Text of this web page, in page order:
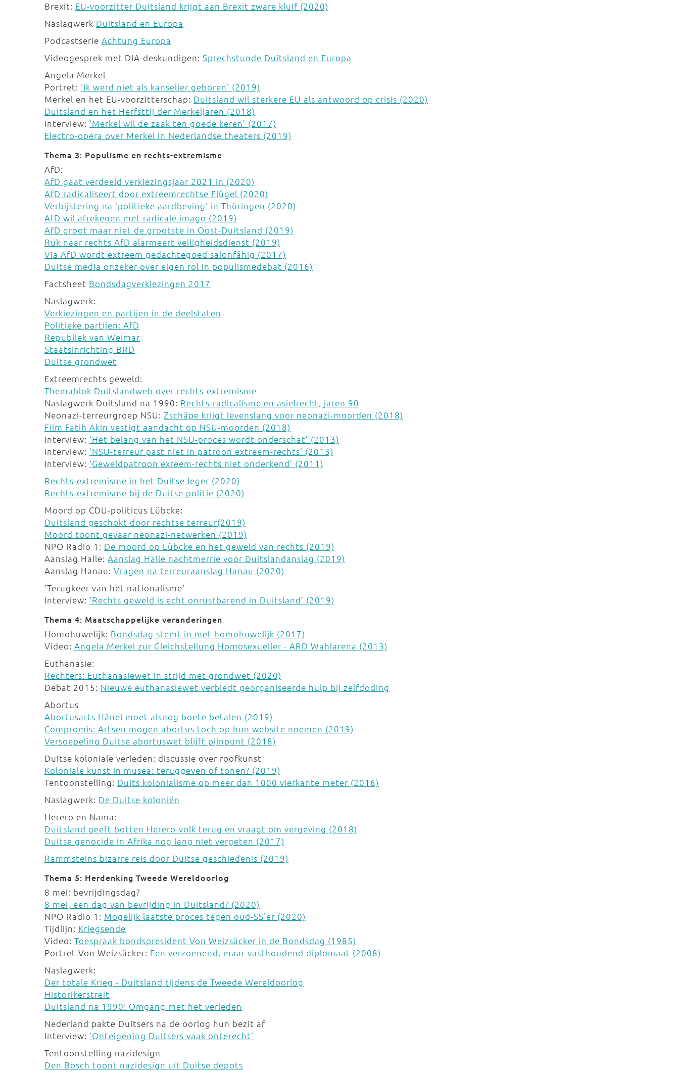
Brexit: EU-voorzitter Duitsland krijgt aan Brexit zware kluif (2020)
Naslagwerk Duitsland en Europa
Podcastserie Achtung Europa
Videogesprek met DIA-deskundigen: Sprechstunde Duitsland en Europa
Angela Merkel
Portret: 'Ik werd niet als kanselier geboren' (2019)
Merkel en het EU-voorzitterschap: Duitsland wil sterkere EU als antwoord op crisis (2020)
Duitsland en het Herfsttij der Merkeljaren (2018)
Interview: ‘Merkel wil de zaak ten goede keren’ (2017)
Electro-opera over Merkel in Nederlandse theaters (2019)
Thema 3: Populisme en rechts-extremisme
AfD:
AfD gaat verdeeld verkiezingsjaar 2021 in (2020)
AfD radicaliseert door extreemrechtse Flügel (2020)
Verbijstering na 'politieke aardbeving' in Thüringen (2020)
AfD wil afrekenen met radicale imago (2019)
AfD groot maar niet de grootste in Oost-Duitsland (2019)
Ruk naar rechts AfD alarmeert veiligheidsdienst (2019)
Via AfD wordt extreem gedachtegoed salonfähig (2017)
Duitse media onzeker over eigen rol in populismedebat (2016)
Factsheet Bondsdagverkiezingen 2017
Naslagwerk:
Verkiezingen en partijen in de deelstaten
Politieke partijen: AfD
Republiek van Weimar
Staatsinrichting BRD
Duitse grondwet
Extreemrechts geweld:
Themablok Duitslandweb over rechts-extremisme
Naslagwerk Duitsland na 1990: Rechts-radicalisme en asielrecht, jaren 90
Neonazi-terreurgroep NSU: Zschäpe krijgt levenslang voor neonazi-moorden (2018)
Film Fatih Akin vestigt aandacht op NSU-moorden (2018)
Interview: ‘Het belang van het NSU-proces wordt onderschat’ (2013)
Interview: ‘NSU-terreur past niet in patroon extreem-rechts’ (2013)
Interview: ‘Geweldpatroon exreem-rechts niet onderkend’ (2011)
Rechts-extremisme in het Duitse leger (2020)
Rechts-extremisme bij de Duitse politie (2020)
Moord op CDU-politicus Lübcke:
Duitsland geschokt door rechtse terreur(2019)
Moord toont gevaar neonazi-netwerken (2019)
NPO Radio 1: De moord op Lübcke en het geweld van rechts (2019)
Aanslag Halle: Aanslag Halle nachtmerrie voor Duitslandanslag (2019)
Aanslag Hanau: Vragen na terreuraanslag Hanau (2020)
'Terugkeer van het nationalisme'
Interview: ‘Rechts geweld is echt onrustbarend in Duitsland’ (2019)
Thema 4: Maatschappelijke veranderingen
Homohuwelijk: Bondsdag stemt in met homohuwelijk (2017)
Video: Angela Merkel zur Gleichstellung Homosexueller - ARD Wahlarena (2013)
Euthanasie:
Rechters: Euthanasiewet in strijd met grondwet (2020)
Debat 2015: Nieuwe euthanasiewet verbiedt georganiseerde hulp bij zelfdoding
Abortus
Abortusarts Hänel moet alsnog boete betalen (2019)
Compromis: Artsen mogen abortus toch op hun website noemen (2019)
Versoepeling Duitse abortuswet blijft pijnpunt (2018)
Duitse koloniale verleden: discussie over roofkunst
Koloniale kunst in musea: teruggeven of tonen? (2019)
Tentoonstelling: Duits kolonialisme op meer dan 1000 vierkante meter (2016)
Naslagwerk: De Duitse koloniën
Herero en Nama:
Duitsland geeft botten Herero-volk terug en vraagt om vergeving (2018)
Duitse genocide in Afrika nog lang niet vergeten (2017)
Rammsteins bizarre reis door Duitse geschiedenis (2019)
Thema 5: Herdenking Tweede Wereldoorlog
8 mei: bevrijdingsdag?
8 mei, een dag van bevrijding in Duitsland? (2020)
NPO Radio 1: Mogelijk laatste proces tegen oud-SS'er (2020)
Tijdlijn: Kriegsende
Video: Toespraak bondspresident Von Weizsäcker in de Bondsdag (1985)
Portret Von Weizsäcker: Een verzoenend, maar vasthoudend diplomaat (2008)
Naslagwerk:
Der totale Krieg - Duitsland tijdens de Tweede Wereldoorlog
Historikerstreit
Duitsland na 1990: Omgang met het verleden
Nederland pakte Duitsers na de oorlog hun bezit af
Interview: 'Onteigening Duitsers vaak onterecht'
Tentoonstelling nazidesign
Den Bosch toont nazidesign uit Duitse depots